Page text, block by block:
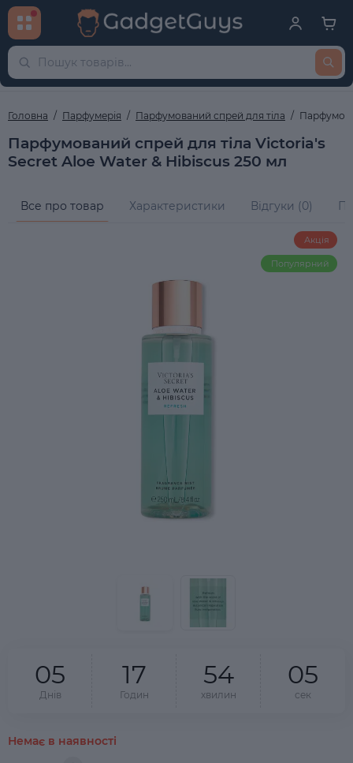
Головна Парфумерія Парфумований спрей для тіла
Парфумований спрей для тіла Victoria's
Secret Aloe Water & Hibiscus 250 мл
Все про товар Характеристики Відгуки (0)
Акція
Популярний
05
Днів
17
Годин
54
хвилин
05
сек
Немає в наявності